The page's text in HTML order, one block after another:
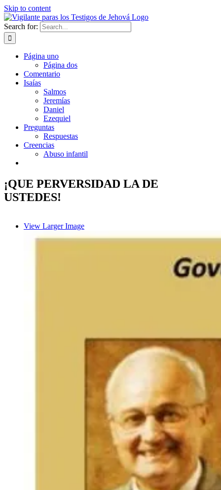
Skip to content
Search for:
Página uno
Página dos
Comentario
Isaías
Salmos
Jeremías
Daniel
Ezequiel
Preguntas
Respuestas
Creencias
Abuso infantil
¡QUE PERVERSIDAD LA DE
USTEDES!
View Larger Image